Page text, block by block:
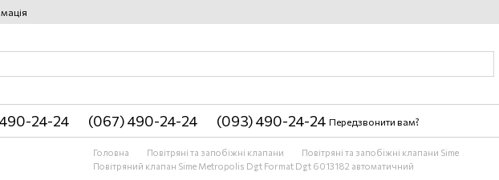
24-24 (067) 490-24-24 (093) 490-24-24 Передзвонити вам?
Головна Повітряні та запобіжні клапани
Повітряні та запобіжні клапани Sime
Повітряний клапан Sime Metropolis Dgt Format Dgt 6013182 автоматичний